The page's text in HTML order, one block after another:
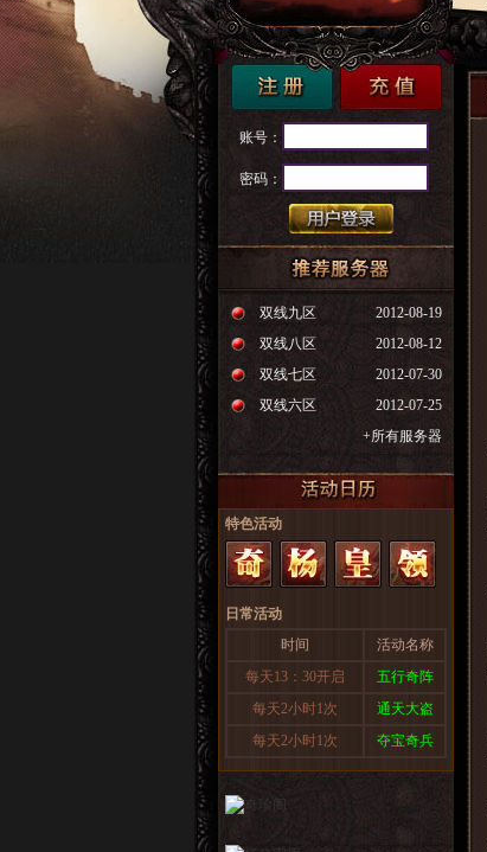
账号：
密码：
2012-08-19
双线九区
2012-08-12
双线八区
2012-07-30
双线七区
2012-07-25
双线六区
+所有服务器
特色活动
日常活动
时间
活动名称
每天13：30开启
五行奇阵
每天2小时1次
通天大盗
每天2小时1次
夺宝奇兵